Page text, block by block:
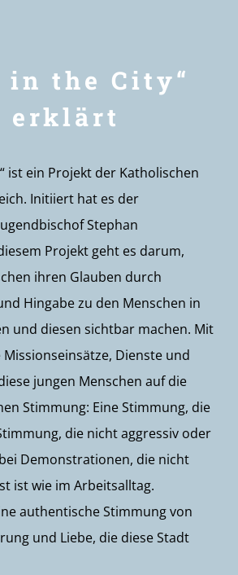
in the City“
erklärt
ist ein Projekt der Katholischen
Initiiert hat es der
Stephan
Projekt geht es darum,
ihren Glauben durch
Hingabe zu den Menschen in
und diesen sichtbar machen. Mit
Dienste und
jungen Menschen auf die
Stimmung: Eine Stimmung, die
die nicht aggressiv oder
Demonstrationen, die nicht
ist wie im Arbeitsalltag.
authentische Stimmung von
und Liebe, die diese Stadt